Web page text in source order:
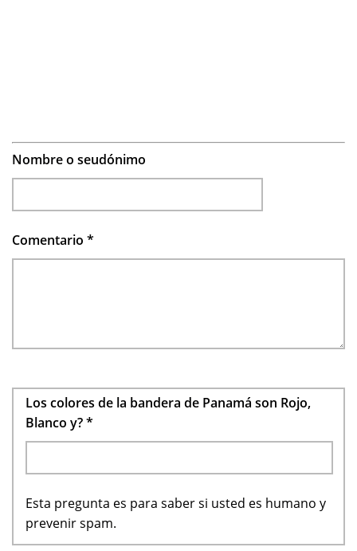
Nombre o seudónimo
Comentario *
Los colores de la bandera de Panamá son Rojo,
Blanco y?*
Esta pregunta es para saber si usted es humano y
prevenir spam.